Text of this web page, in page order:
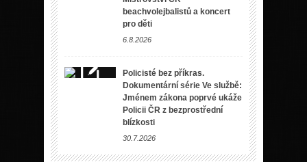
beachvolejbalistů a koncert
pro děti
6.8.2026
Policisté bez příkras.
Dokumentární série Ve službě:
Jménem zákona poprvé ukáže
Policii ČR z bezprostřední
blízkosti
30.7.2026